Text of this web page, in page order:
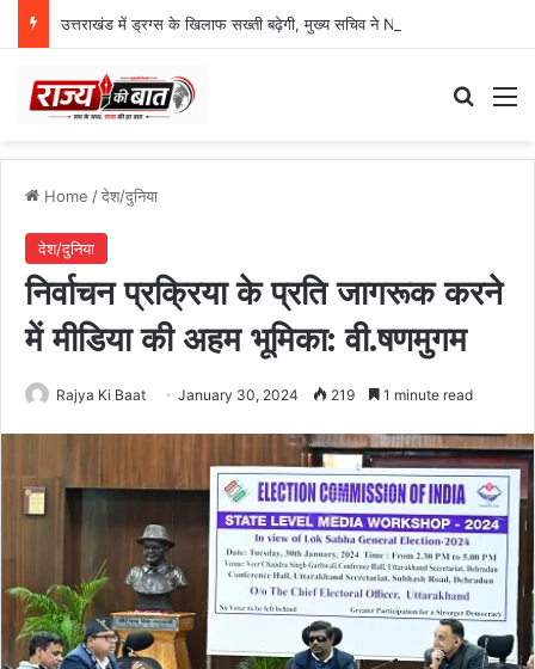
Home /देश/दुनिया
देश/दुनिया
निर्वाचन प्रक्रिया के प्रति जागरूक करने
में मीडिया की अहम भूमिका: वी.षणमुगम
Rajya Ki Baat January 30, 2024 219 1 minute read